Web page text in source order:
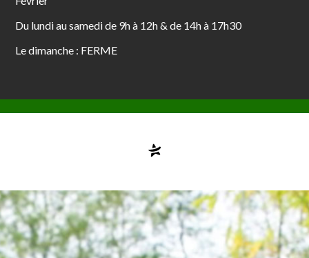
Du lundi au samedi de 9h à 12h & de 14h à 17h30
Le dimanche : FERME